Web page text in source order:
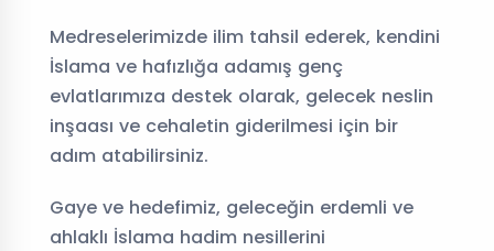
Medreselerimizde ilim tahsil ederek, kendini
İslama ve hafızlığa adamış genç
evlatlarımıza destek olarak, gelecek neslin
inşaası ve cehaletin giderilmesi için bir
adım atabilirsiniz.
Gaye ve hedefimiz, geleceğin erdemli ve
ahlaklı İslama hadim nesillerini